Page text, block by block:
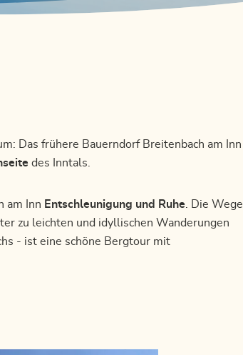
Das frühere Bauerndorf Breitenbach am Inn
des Inntals.
am Inn Entschleunigung und Ruhe . Die Wege
zu leichten und idyllischen Wanderungen
- ist eine schöne Bergtour mit